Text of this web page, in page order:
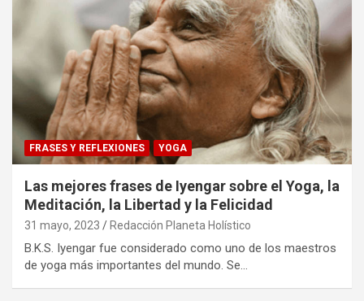
FRASES Y REFLEXIONES YOGA
Las mejores frases de Iyengar sobre el Yoga, la
Meditación, la Libertad y la Felicidad
31 mayo, 2023 Redacción Planeta Holístico
B.K.S. Iyengar fue considerado como uno de los maestros
de yoga más importantes del mundo​. Se…